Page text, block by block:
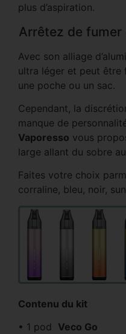
plus d’aspiration.
Arrêtez de fumer
Avec son alliage
ultra léger et peut être
une poche ou un sac.
Cependant, la
manque de
Vaporesso vous
large allant du sobre
Faites votre choix
corraline, bleu, noir,
Contenu du kit
• 1 pod Veco Go